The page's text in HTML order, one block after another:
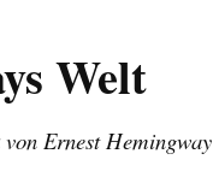
Welt
Ernest Hemingway